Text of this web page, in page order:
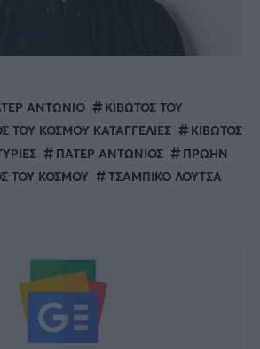
ΑΝΤΩΝΙΟ
ΚΙΒΩΤΟΣ ΤΟΥ
ΤΟΥ ΚΟΣΜΟΥ ΚΑΤΑΓΓΕΛΙΕΣ
ΚΙΒΩΤΟΣ
ΠΑΤΕΡ ΑΝΤΩΝΙΟΣ
ΠΡΩΗΝ
ΤΟΥ ΚΟΣΜΟΥ
ΤΣΑΜΠΙΚΟ ΛΟΥΤΣΑ